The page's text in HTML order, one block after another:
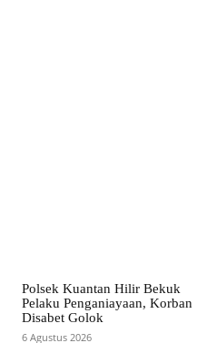
Polsek Kuantan Hilir Bekuk
Pelaku Penganiayaan, Korban
Disabet Golok
6 Agustus 2026